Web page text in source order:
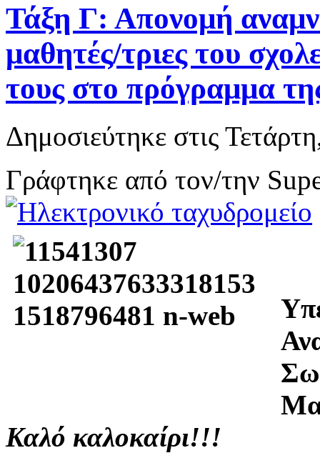
Τάξη Γ: Απονομή
μαθητές/τριες του
τους στο πρόγραμμα
Δημοσιεύτηκε στις
Γράφτηκε από τον/την
Καλό καλοκαίρι!!!